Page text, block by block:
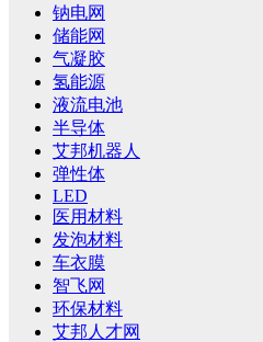
钠电网
储能网
气凝胶
氢能源
液流电池
半导体
艾邦机器人
弹性体
LED
医用材料
发泡材料
车衣膜
智飞网
环保材料
艾邦人才网